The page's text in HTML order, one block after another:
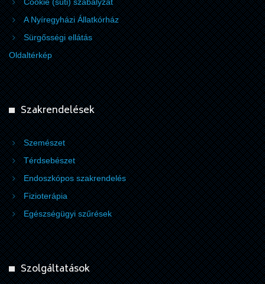
Cookie (süti) szabályzat
A Nyíregyházi Állatkórház
Sürgősségi ellátás
Oldaltérkép
Szakrendelések
Szemészet
Térdsebészet
Endoszkópos szakrendelés
Fizioterápia
Egészségügyi szűrések
Szolgáltatások